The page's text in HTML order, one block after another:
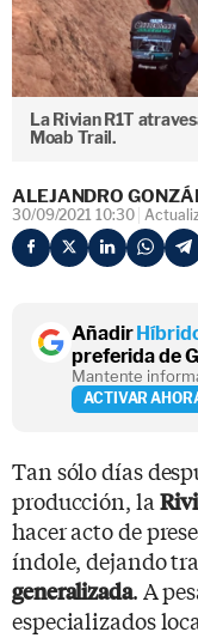
La Rivian R1T
Moab Trail.
ALEJANDRO
30/09/2021 10:30
Añadir
preferida de
Mantente
ACTIVAR
Tan sólo días
producción, la
hacer acto de
índole, dejando
generalizada. A
especializados